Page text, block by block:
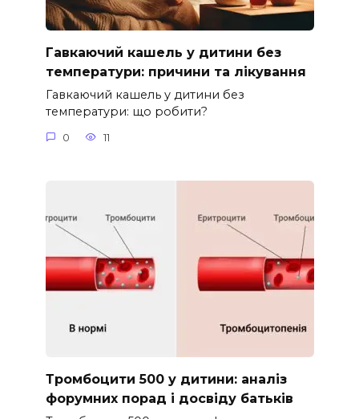
Гавкаючий кашель у дитини без
температури: причини та лікування
Гавкаючий кашель у дитини без
температури: що робити?
0 11
Тромбоцити 500 у дитини: аналіз
форумних порад і досвіду батьків